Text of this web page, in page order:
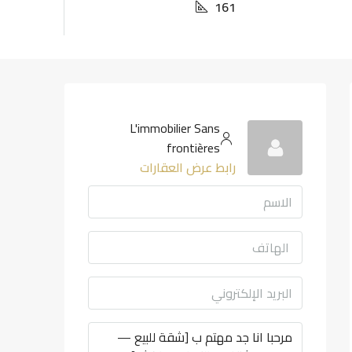
161
L'immobilier Sans
frontières
رابط عرض العقارات